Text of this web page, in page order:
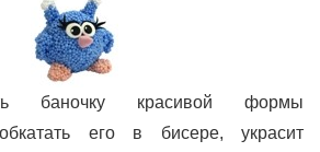
баночку красивой формы
его в бисере, украсит